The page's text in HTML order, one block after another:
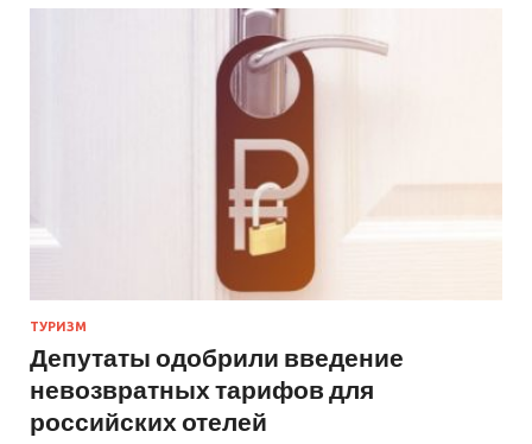
ТУРИЗМ
Депутаты одобрили введение
невозвратных тарифов для
российских отелей